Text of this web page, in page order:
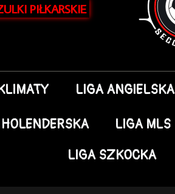
PIŁKARSKIE
LIGA ANGIELSKA
LIGA MLS
LIGA SZKOCKA